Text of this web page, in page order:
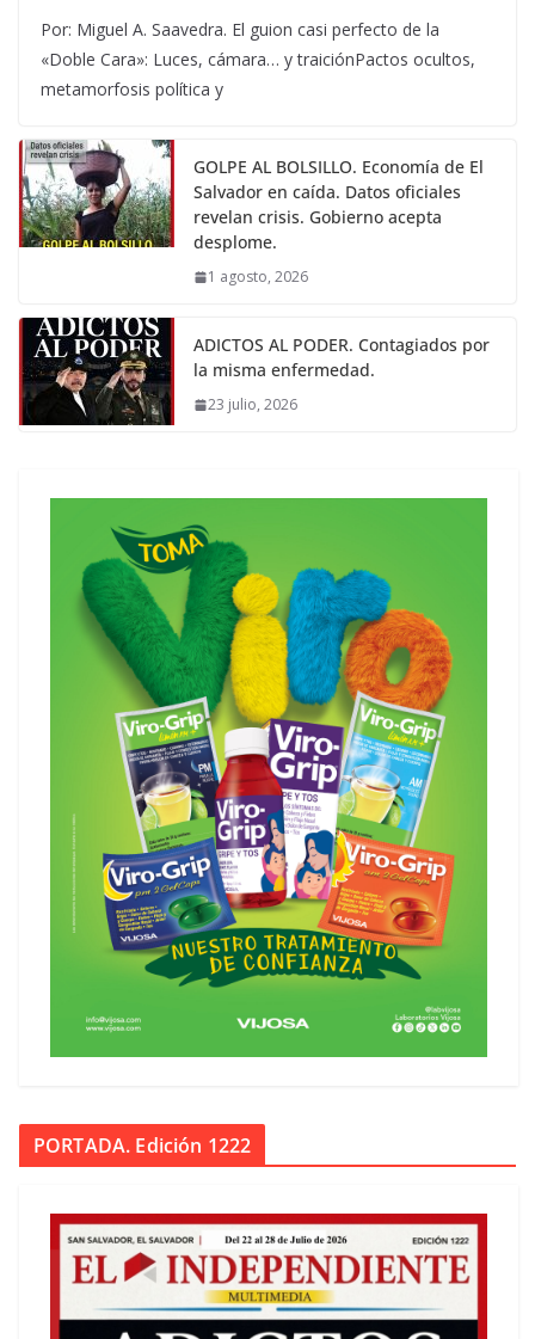
Por: Miguel A. Saavedra. El guion casi perfecto de la
«Doble Cara»: Luces, cámara… y traiciónPactos ocultos,
metamorfosis política y
GOLPE AL BOLSILLO. Economía de El
Salvador en caída. Datos oficiales
revelan crisis. Gobierno acepta
desplome.
1 agosto, 2026
ADICTOS AL PODER. Contagiados por
la misma enfermedad.
23 julio, 2026
PORTADA. Edición 1222